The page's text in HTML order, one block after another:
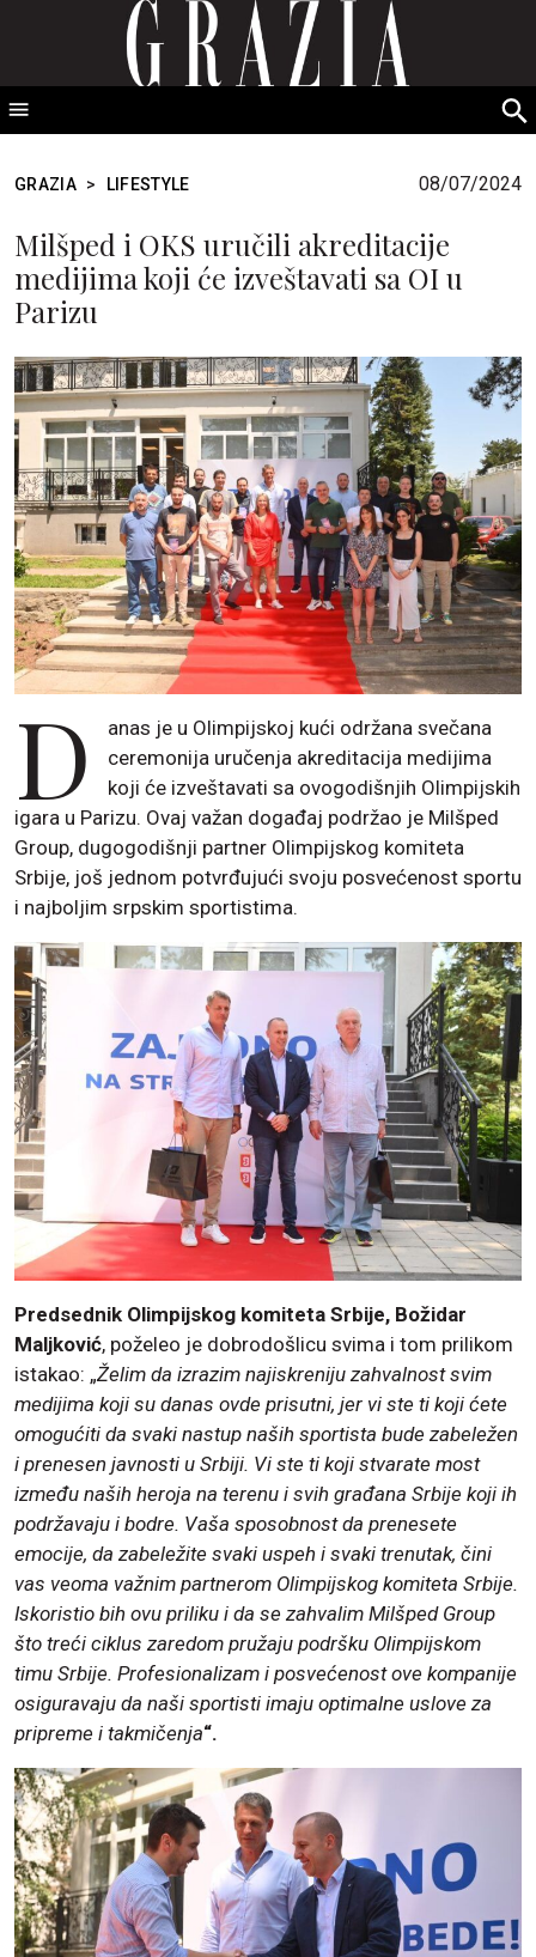
GRAZIA Srbija
GRAZIA > LIFESTYLE 08/07/2024
Milšped i OKS uručili akreditacije
medijima koji će izveštavati sa OI u
Parizu
D
anas je u Olimpijskoj kući održana svečana
ceremonija uručenja akreditacija medijima
koji će izveštavati sa ovogodišnjih Olimpijskih
igara u Parizu. Ovaj važan događaj podržao je Milšped
Group, dugogodišnji partner Olimpijskog komiteta
Srbije, još jednom potvrđujući svoju posvećenost sportu
i najboljim srpskim sportistima.
Predsednik Olimpijskog komiteta Srbije, Božidar
Maljković, poželeo je dobrodošlicu svima i tom prilikom
istakao: „Želim da izrazim najiskreniju zahvalnost svim
medijima koji su danas ovde prisutni, jer vi ste ti koji ćete
omogućiti da svaki nastup naših sportista bude zabeležen
i prenesen javnosti u Srbiji. Vi ste ti koji stvarate most
između naših heroja na terenu i svih građana Srbije koji ih
podržavaju i bodre. Vaša sposobnost da prenesete
emocije, da zabeležite svaki uspeh i svaki trenutak, čini
vas veoma važnim partnerom Olimpijskog komiteta Srbije.
Iskoristio bih ovu priliku i da se zahvalim Milšped Group
što treći ciklus zaredom pružaju podršku Olimpijskom
timu Srbije. Profesionalizam i posvećenost ove kompanije
osiguravaju da naši sportisti imaju optimalne uslove za
pripreme i takmičenja“.